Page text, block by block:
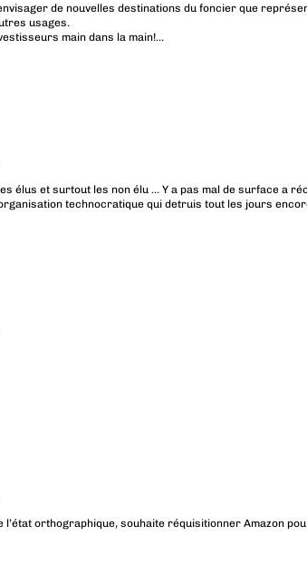
de nouvelles destinations du foncier que
usages.
main dans la main!…
élus et surtout les non élu … Y a pas mal de surface a
technocratique qui detruis tout les jours
l’état orthographique, souhaite réquisitionner Amazon